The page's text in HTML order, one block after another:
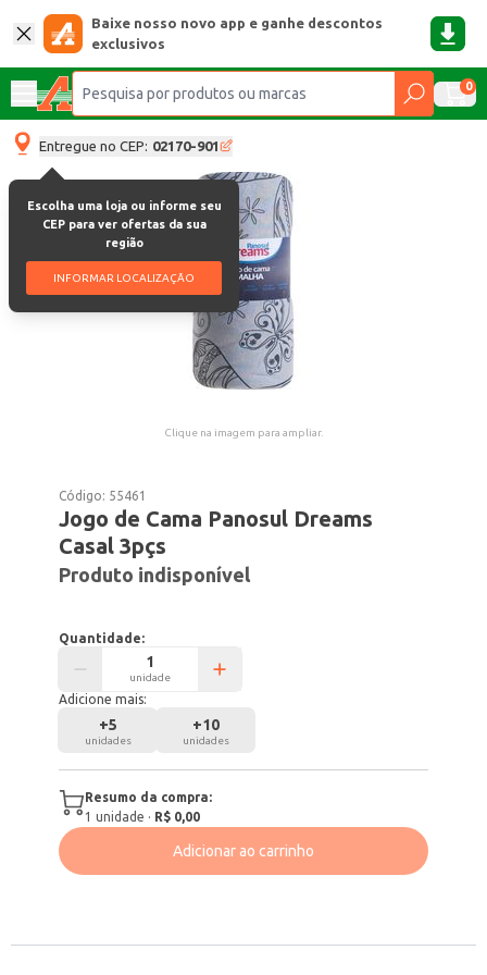
Baixe nosso novo app e ganhe descontos
exclusivos
0
Entregue no CEP: 02170-901
Escolha uma loja ou informe seu
CEP para ver ofertas da sua
região
INFORMAR LOCALIZAÇÃO
Clique na imagem para ampliar.
Código: 55461
Jogo de Cama Panosul Dreams
Casal 3pçs
Produto indisponível
Quantidade:
unidade
Adicione mais:
+5
unidades
+10
unidades
Resumo da compra:
1 unidade · R$ 0,00
Adicionar ao carrinho